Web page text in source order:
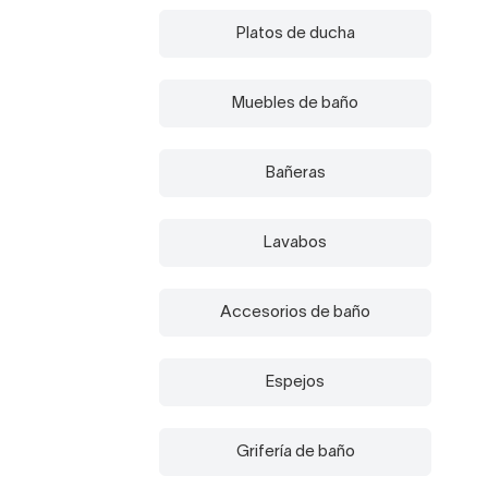
Platos de ducha
Muebles de baño
Bañeras
Lavabos
Accesorios de baño
Espejos
Grifería de baño